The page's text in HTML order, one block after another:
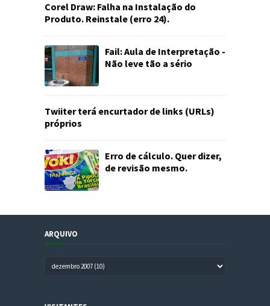
Corel Draw: Falha na Instalação do
Produto. Reinstale (erro 24).
Fail: Aula de Interpretação -
Não leve tão a sério
Twiiter terá encurtador de links (URLs)
próprios
Erro de cálculo. Quer dizer,
de revisão mesmo.
ARQUIVO